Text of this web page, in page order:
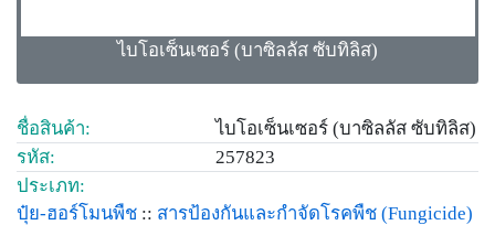
ไบโอเซ็นเซอร์ (บาซิลลัส ซับทิลิส)
ชื่อสินค้า:
ไบโอเซ็นเซอร์ (บาซิลลัส ซับทิลิส)
รหัส:
257823
ประเภท:
ปุ๋ย-ฮอร์โมนพืช :: สารป้องกันและกำจัดโรคพืช (Fungicide)